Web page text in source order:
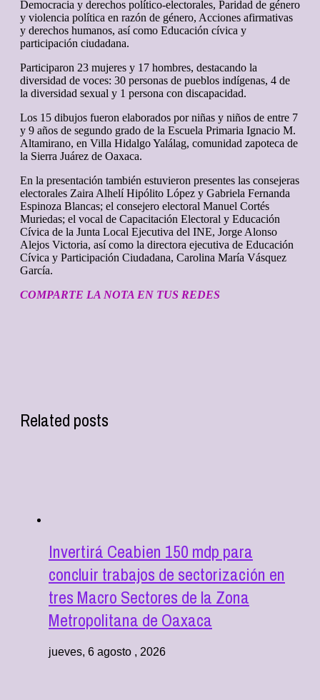
Democracia y derechos político-electorales, Paridad de género
y violencia política en razón de género, Acciones afirmativas
y derechos humanos, así como Educación cívica y
participación ciudadana.
Participaron 23 mujeres y 17 hombres, destacando la
diversidad de voces: 30 personas de pueblos indígenas, 4 de
la diversidad sexual y 1 persona con discapacidad.
Los 15 dibujos fueron elaborados por niñas y niños de entre 7
y 9 años de segundo grado de la Escuela Primaria Ignacio M.
Altamirano, en Villa Hidalgo Yalálag, comunidad zapoteca de
la Sierra Juárez de Oaxaca.
En la presentación también estuvieron presentes las consejeras
electorales Zaira Alhelí Hipólito López y Gabriela Fernanda
Espinoza Blancas; el consejero electoral Manuel Cortés
Muriedas; el vocal de Capacitación Electoral y Educación
Cívica de la Junta Local Ejecutiva del INE, Jorge Alonso
Alejos Victoria, así como la directora ejecutiva de Educación
Cívica y Participación Ciudadana, Carolina María Vásquez
García.
COMPARTE LA NOTA EN TUS REDES
Related posts
Invertirá Ceabien 150 mdp para
concluir trabajos de sectorización en
tres Macro Sectores de la Zona
Metropolitana de Oaxaca
jueves, 6 agosto , 2026